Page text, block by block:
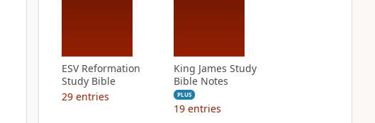
ESV Reformation
Study Bible
29 entries
King James Study
Bible Notes
PLUS
19 entries